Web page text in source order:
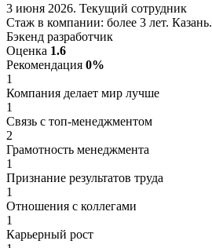
3 июня 2026. Текущий сотрудник
Стаж в компании: более 3 лет. Казань.
Бэкенд разработчик
Оценка 1.6
Рекомендация 0%
1
Компания делает мир лучше
1
Связь с топ-менеджментом
2
Грамотность менеджмента
1
Признание результатов труда
1
Отношения с коллегами
1
Карьерный рост